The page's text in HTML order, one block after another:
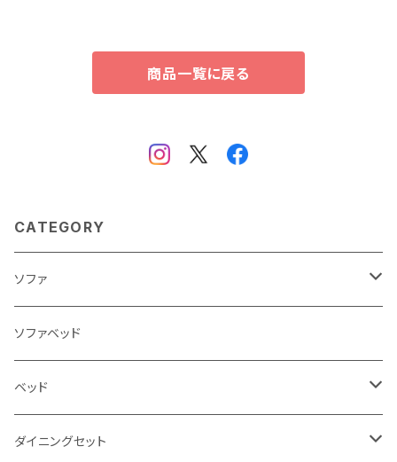
商品一覧に戻る
CATEGORY
ソファ
3人掛け
2.5人掛け
2人掛け
ソファベッド
ベッド
シングルサイズ以下（フレームのみ）
ダイニングセット